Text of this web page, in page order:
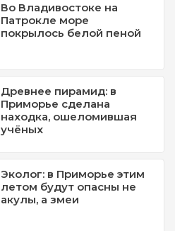
Во Владивостоке на
Патрокле море
покрылось белой пеной
Древнее пирамид: в
Приморье сделана
находка, ошеломившая
учёных
Эколог: в Приморье этим
летом будут опасны не
акулы, а змеи